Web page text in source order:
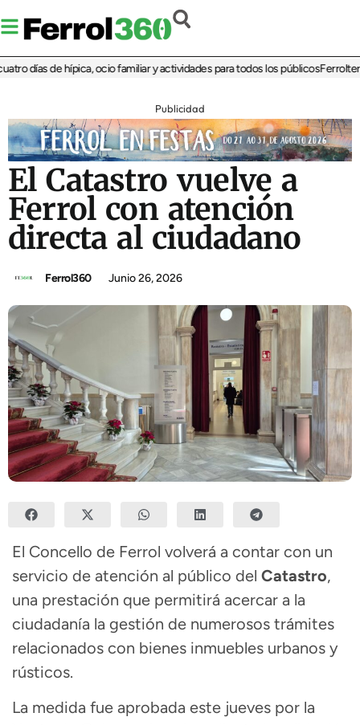
días de hípica, ocio familiar y actividades para todos los públicosFerrolterra
Publicidad
El Catastro vuelve a
Ferrol con atención
directa al ciudadano
Ferrol360 Junio 26, 2026
El Concello de Ferrol volverá a contar con un
servicio de atención al público del Catastro,
una prestación que permitirá acercar a la
ciudadanía la gestión de numerosos trámites
relacionados con bienes inmuebles urbanos y
rústicos.
La medida fue aprobada este jueves por la